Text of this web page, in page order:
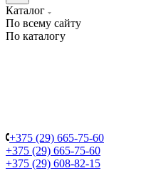
Каталог
По всему сайту
По каталогу
+375 (29) 665-75-60
+375 (29) 665-75-60
+375 (29) 608-82-15